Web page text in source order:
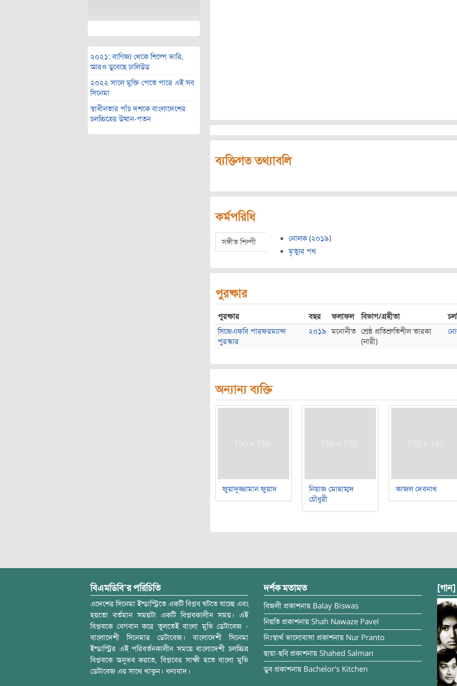
২০২১: বাণিজ্য থেকে শিল্পে ভারি,
আরও ডুবেছে ঢালিউড
২০২২ সালে মুক্তি পেতে পারে এই সব
সিনেমা
স্বাধীনতার পাঁচ দশকে বাংলাদেশের
চলচ্চিত্রের উত্থান-পতন
ব্যক্তিগত তথ্যাবলি
কর্মপরিধি
সঙ্গীত শিল্পী নোলক(২০১৯)
মৃত্যুর পথ
পুরষ্কার
পুরষ্কার বছর ফলাফল বিভাগ/গ্রহীতা
সিজেএফবি পারফরম্যান্স
পুরস্কার
২০১৯ মনোনীত শ্রেষ্ঠ প্রতিশ্রুতিশীল তারকা
(নারী)
অন্যান্য ব্যক্তি
ফুয়াদুজ্জামান ফুয়াদ
নিয়াজ মোহাম্মদ
চৌধুরী
কাজল দেবনাথ
বিএমডিবি’র পরিচিতি
এদেশের সিনেমা ইন্ডাস্ট্রিতে একটি বিপ্লব ঘটতে যাচ্ছে এবং
হয়তো বর্তমান সময়টা একটি বিপ্লবকালীন সময়। এই
বিপ্লবকে বেগবান করে তুলতেই বাংলা মুভি ডেটাবেজ -
বাংলাদেশী সিনেমার ডেটাবেজ। বাংলাদেশী সিনেমা
ইন্ডাস্ট্রির এই পরিবর্তনকালীন সময়ে বাংলাদেশী চলচ্চিত্র
বিপ্লবকে অনুভব করতে, বিপ্লবের সাক্ষী হতে বাংলা মুভি
ডেটাবেজ এর সাথে থাকুন। ধন্যবাদ।
দর্শক মতামত
বিজলী প্রকাশনায় Balay Biswas
নিয়তি প্রকাশনায় Shah Nawaze Pavel
নিঃস্বার্থ ভালোবাসা প্রকাশনায় Nur Pranto
ছায়া-ছবি প্রকাশনায় Shahed Salman
ডুব প্রকাশনায় Bachelor's Kitchen
[গান]